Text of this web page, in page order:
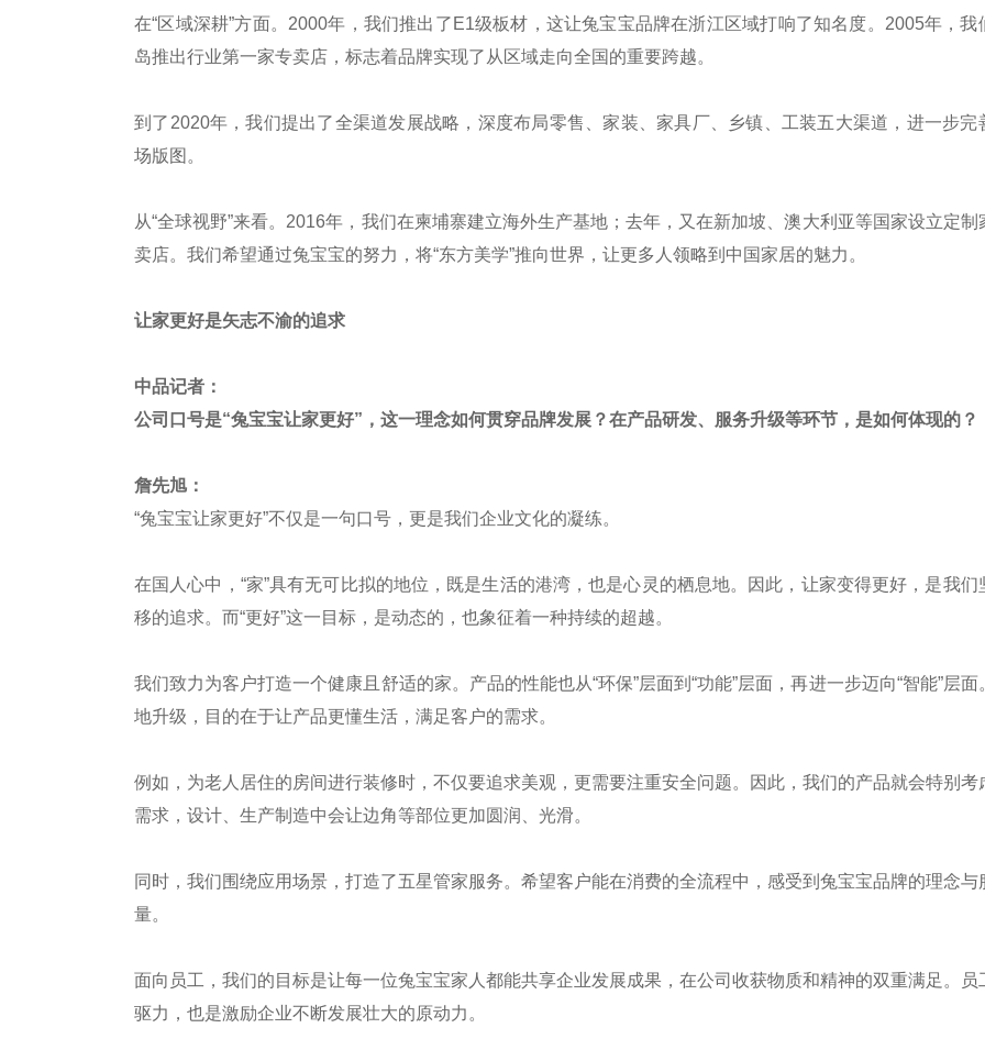
在“区域深耕”方面。2000年，我们推出了E1级板材，这让兔宝宝品牌在浙江区域打响了知名度。2005年，我
岛推出行业第一家专卖店，标志着品牌实现了从区域走向全国的重要跨越。
到了2020年，我们提出了全渠道发展战略，深度布局零售、家装、家具厂、乡镇、工装五大渠道，进一步完
场版图。
从“全球视野”来看。2016年，我们在柬埔寨建立海外生产基地；去年，又在新加坡、澳大利亚等国家设立定制
卖店。我们希望通过兔宝宝的努力，将“东方美学”推向世界，让更多人领略到中国家居的魅力。
让家更好是矢志不渝的追求
中品记者：
公司口号是“兔宝宝让家更好”，这一理念如何贯穿品牌发展？在产品研发、服务升级等环节，是如何体现的？
詹先旭：
“兔宝宝让家更好”不仅是一句口号，更是我们企业文化的凝练。
在国人心中，“家”具有无可比拟的地位，既是生活的港湾，也是心灵的栖息地。因此，让家变得更好，是我们
移的追求。而“更好”这一目标，是动态的，也象征着一种持续的超越。
我们致力为客户打造一个健康且舒适的家。产品的性能也从“环保”层面到“功能”层面，再进一步迈向“智能”层面
地升级，目的在于让产品更懂生活，满足客户的需求。
例如，为老人居住的房间进行装修时，不仅要追求美观，更需要注重安全问题。因此，我们的产品就会特别考
需求，设计、生产制造中会让边角等部位更加圆润、光滑。
同时，我们围绕应用场景，打造了五星管家服务。希望客户能在消费的全流程中，感受到兔宝宝品牌的理念与
量。
面向员工，我们的目标是让每一位兔宝宝家人都能共享企业发展成果，在公司收获物质和精神的双重满足。员
驱力，也是激励企业不断发展壮大的原动力。